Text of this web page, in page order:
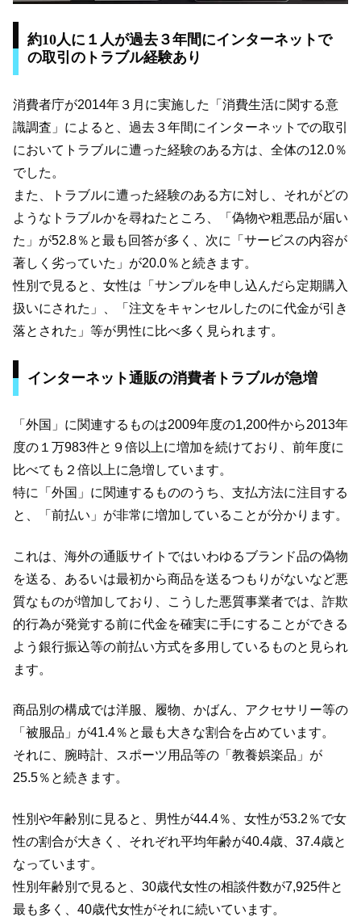
約10人に１人が過去３年間にインターネットで
の取引のトラブル経験あり
消費者庁が2014年３月に実施した「消費生活に関する意
識調査」によると、過去３年間にインターネットでの取引
においてトラブルに遭った経験のある方は、全体の12.0％
でした。
また、トラブルに遭った経験のある方に対し、それがどの
ようなトラブルかを尋ねたところ、「偽物や粗悪品が届い
た」が52.8％と最も回答が多く、次に「サービスの内容が
著しく劣っていた」が20.0％と続きます。
性別で見ると、女性は「サンプルを申し込んだら定期購入
扱いにされた」、「注文をキャンセルしたのに代金が引き
落とされた」等が男性に比べ多く見られます。
インターネット通販の消費者トラブルが急増
「外国」に関連するものは2009年度の1,200件から2013年
度の１万983件と９倍以上に増加を続けており、前年度に
比べても２倍以上に急増しています。
特に「外国」に関連するもののうち、支払方法に注目する
と、「前払い」が非常に増加していることが分かります。
これは、海外の通販サイトではいわゆるブランド品の偽物
を送る、あるいは最初から商品を送るつもりがないなど悪
質なものが増加しており、こうした悪質事業者では、詐欺
的行為が発覚する前に代金を確実に手にすることができる
よう銀行振込等の前払い方式を多用しているものと見られ
ます。
商品別の構成では洋服、履物、かばん、アクセサリー等の
「被服品」が41.4％と最も大きな割合を占めています。
それに、腕時計、スポーツ用品等の「教養娯楽品」が
25.5％と続きます。
性別や年齢別に見ると、男性が44.4％、女性が53.2％で女
性の割合が大きく、それぞれ平均年齢が40.4歳、37.4歳と
なっています。
性別年齢別で見ると、30歳代女性の相談件数が7,925件と
最も多く、40歳代女性がそれに続いています。